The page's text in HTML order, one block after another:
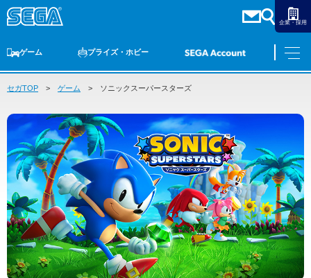
企業・採用
ゲーム
ゲームTOP 家庭用ゲーム PCゲーム スマホゲーム
プライズ・ホビー
プライズ トイ S-FIRE セガ ラッキーくじ
ゲームTOP
家庭用ゲーム
PCゲーム
スマホゲーム
アーケードゲーム
プライズ・ホビー
プライズ
トイ
S-FIRE
セガ ラッキーくじ
セガ ラッキーくじオンライン
アニメ
ダーツ
トピックス
セガTOP ゲーム ソニックスーパースターズ